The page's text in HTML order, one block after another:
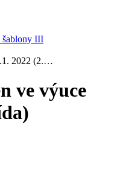
šablony III
2022 (2.…
ve výuce